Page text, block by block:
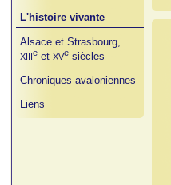
L'histoire vivante
Alsace et Strasbourg,
XIII e et XVe siècles
Chroniques avaloniennes
Liens